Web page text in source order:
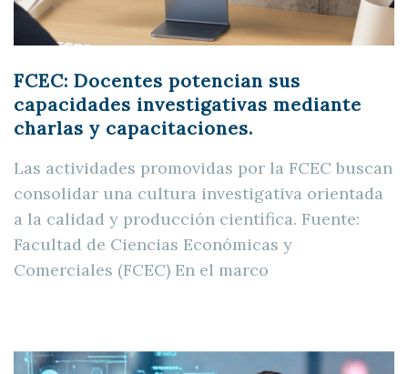
FCEC: Docentes potencian sus
capacidades investigativas mediante
charlas y capacitaciones.
Las actividades promovidas por la FCEC buscan
consolidar una cultura investigativa orientada
a la calidad y producción científica. Fuente:
Facultad de Ciencias Económicas y
Comerciales (FCEC) En el marco